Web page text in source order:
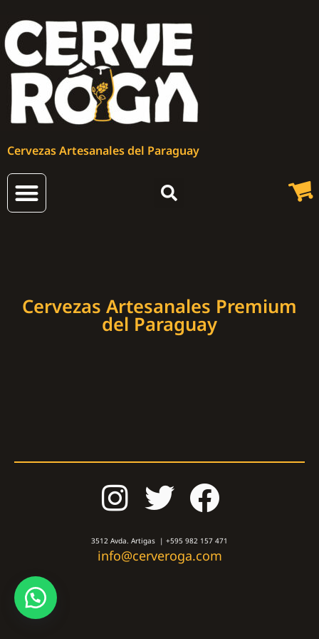
Cervezas Artesanales del Paraguay
Cervezas Artesanales Premium
del Paraguay
3512 Avda. Artigas | +595 982 157 471
info@cerveroga.com